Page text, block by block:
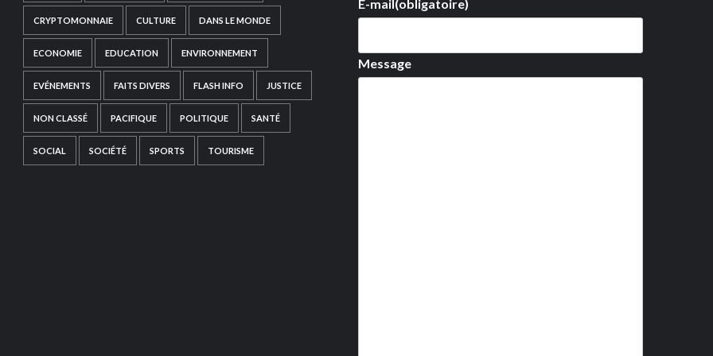
CRYPTOMONNAIE CULTURE DANS LE MONDE
ECONOMIE EDUCATION ENVIRONNEMENT
EVÉNEMENTS FAITS DIVERS FLASH INFO JUSTICE
NON CLASSÉ PACIFIQUE POLITIQUE SANTÉ
SOCIAL SOCIÉTÉ SPORTS TOURISME
E-mail(obligatoire)
Message